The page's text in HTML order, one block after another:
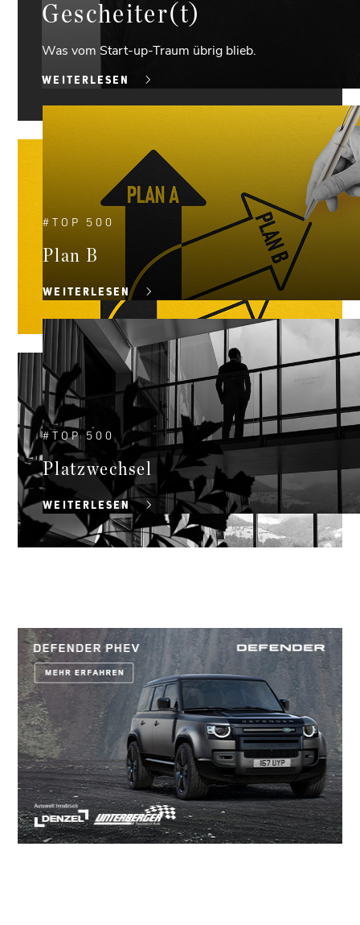
Gescheiter(t)
Was vom Start-up-Traum übrig blieb.
WEITERLESEN
#TOP 500
Plan B
WEITERLESEN
#TOP 500
Platzwechsel
WEITERLESEN